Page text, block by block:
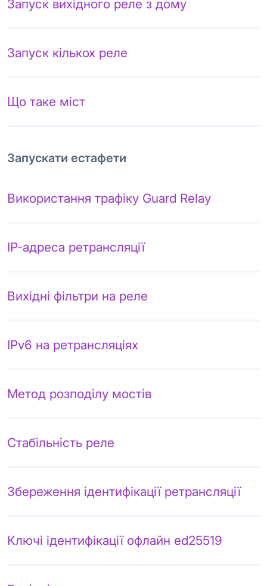
Запуск вихідного реле з дому
Запуск кількох реле
Що таке міст
Запускати естафети
Використання трафіку Guard Relay
IP-адреса ретрансляції
Вихідні фільтри на реле
IPv6 на ретрансляціях
Метод розподілу мостів
Стабільність реле
Збереження ідентифікації ретрансляції
Ключі ідентифікації офлайн ed25519